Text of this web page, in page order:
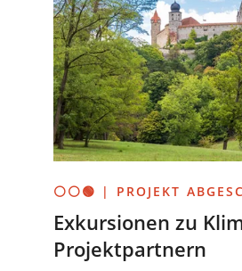
⚪⚪🟢 | PROJEKT
Exkursionen zu
Projektpartnern